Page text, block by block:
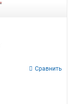
Сравнить